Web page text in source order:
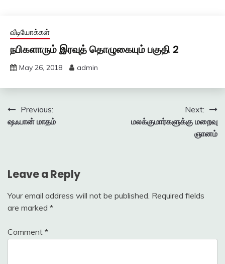
வீடியோக்கள்
நபிகளாரும் இரவுத் தொழுகையும் பகுதி 2
May 26, 2018 admin
Post
navigation
Previous:
ஷஃபான் மாதம்
Next:
மலக்குமார்களுக்கு மறைவு
ஞானம்
Leave a Reply
Your email address will not be published. Required fields
are marked *
Comment *